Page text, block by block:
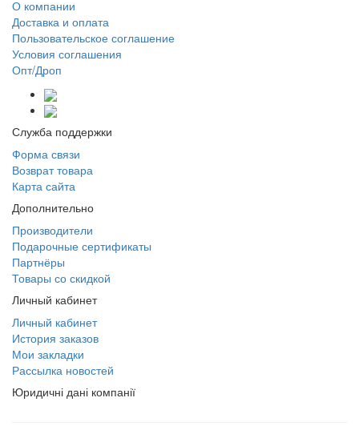
О компании
Доставка и оплата
Пользовательское соглашение
Условия соглашения
Опт/Дроп
Служба поддержки
Форма связи
Возврат товара
Карта сайта
Дополнительно
Производители
Подарочные сертификаты
Партнёры
Товары со скидкой
Личный кабинет
Личный кабинет
История заказов
Мои закладки
Рассылка новостей
Юридичні дані компанії